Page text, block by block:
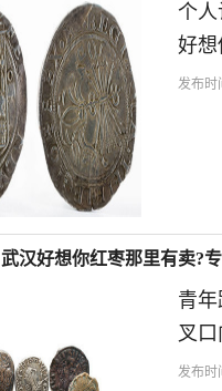
个人
好
发布时
武汉好想你红枣那里有卖?专
青
叉
发布时